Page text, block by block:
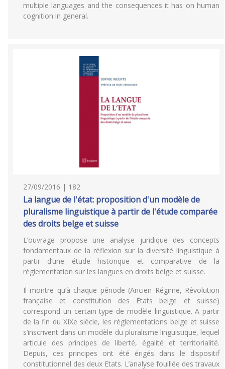
multiple languages and the consequences it has on human
cognition in general.
27/09/2016 | 182
La langue de l'état: proposition d'un modèle de
pluralisme linguistique à partir de l'étude comparée
des droits belge et suisse
L’ouvrage propose une analyse juridique des concepts
fondamentaux de la réflexion sur la diversité linguistique à
partir d’une étude historique et comparative de la
réglementation sur les langues en droits belge et suisse.
Il montre qu’à chaque période (Ancien Régime, Révolution
française et constitution des Etats belge et suisse)
correspond un certain type de modèle linguistique. A partir
de la fin du XIXe siècle, les réglementations belge et suisse
s’inscrivent dans un modèle du pluralisme linguistique, lequel
articule des principes de liberté, égalité et territorialité.
Depuis, ces principes ont été érigés dans le dispositif
constitutionnel des deux Etats. L’analyse fouillée des travaux